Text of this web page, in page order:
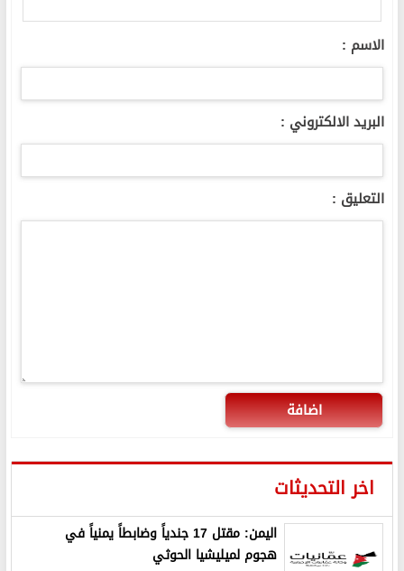
الاسم :
البريد الالكتروني :
التعليق :
اضافة
اخر التحديثات
اليمن: مقتل 17 جندياً وضابطاً يمنياً في
هجوم لميليشيا الحوثي